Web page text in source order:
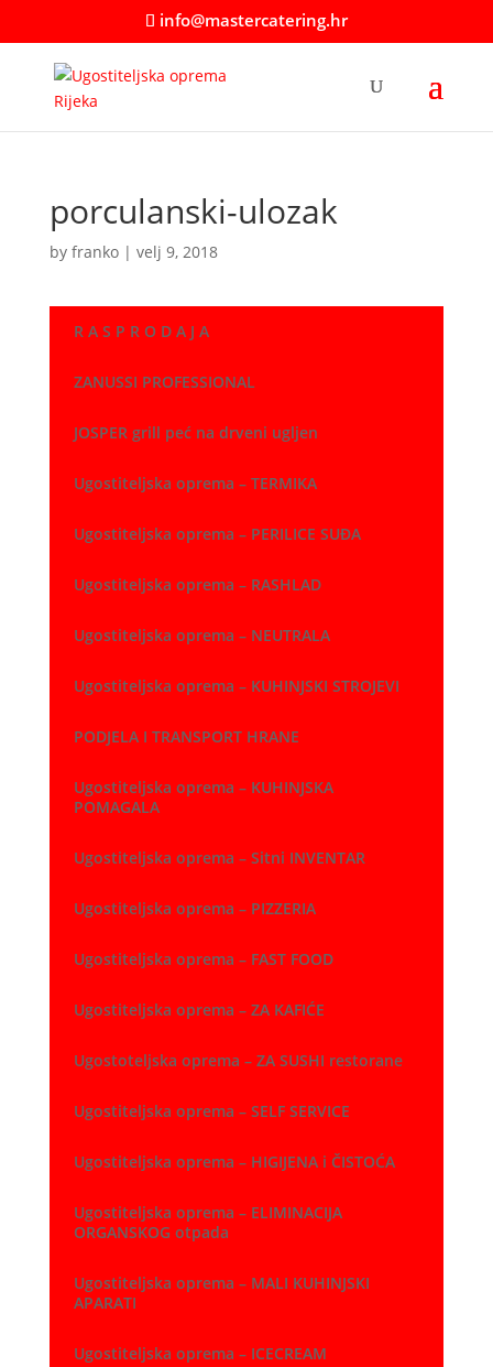
info@mastercatering.hr
porculanski-ulozak
by franko| velj 9, 2018
R A S P R O D A J A
ZANUSSI PROFESSIONAL
JOSPER grill peć na drveni ugljen
Ugostiteljska oprema – TERMIKA
Ugostiteljska oprema – PERILICE SUĐA
Ugostiteljska oprema – RASHLAD
Ugostiteljska oprema – NEUTRALA
Ugostiteljska oprema – KUHINJSKI STROJEVI
PODJELA I TRANSPORT HRANE
Ugostiteljska oprema – KUHINJSKA
POMAGALA
Ugostiteljska oprema – Sitni INVENTAR
Ugostiteljska oprema – PIZZERIA
Ugostiteljska oprema – FAST FOOD
Ugostiteljska oprema – ZA KAFIĆE
Ugostoteljska oprema – ZA SUSHI restorane
Ugostiteljska oprema – SELF SERVICE
Ugostiteljska oprema – HIGIJENA i ČISTOĆA
Ugostiteljska oprema – ELIMINACIJA
ORGANSKOG otpada
Ugostiteljska oprema – MALI KUHINJSKI
APARATI
Ugostiteljska oprema – ICECREAM